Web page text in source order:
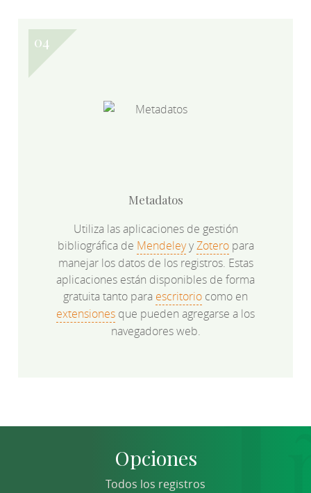
Metadatos
Utiliza las aplicaciones de gestión
bibliográfica de MendeleyyZoteropara
manejar los datos de los registros. Estas
aplicaciones están disponibles de forma
gratuita tanto para escritorio como en
extensiones que pueden agregarse a los
navegadores web.
Opciones
Todos los registros